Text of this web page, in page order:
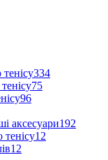
334
75
96
аксесуари192
тенісу12
12